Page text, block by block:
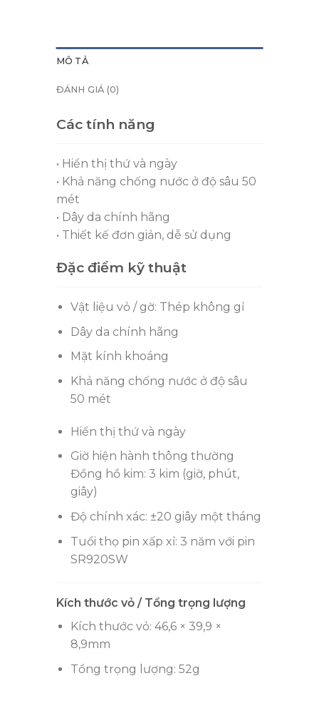
MÔ TẢ
ĐÁNH GIÁ (0)
Các tính năng
• Hiển thị thứ và ngày
• Khả năng chống nước ở độ sâu 50
mét
• Dây da chính hãng
• Thiết kế đơn giản, dễ sử dụng
Đặc điểm kỹ thuật
Vật liệu vỏ / gờ: Thép không gỉ
Dây da chính hãng
Mặt kính khoáng
Khả năng chống nước ở độ sâu
50 mét
Hiển thị thứ và ngày
Giờ hiện hành thông thường
Đồng hồ kim: 3 kim (giờ, phút,
giây)
Độ chính xác: ±20 giây một tháng
Tuổi thọ pin xấp xỉ: 3 năm với pin
SR920SW
Kích thước vỏ / Tổng trọng lượng
Kích thước vỏ: 46,6 × 39,9 ×
8,9mm
Tổng trọng lượng: 52g